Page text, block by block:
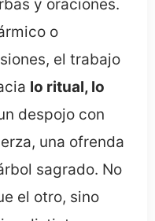
y oraciones.
o
el trabajo
lo ritual, lo
despojo con
una ofrenda
sagrado. No
el otro, sino